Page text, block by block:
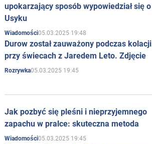
upokarzający sposób wypowiedział się o
Usyku
Wiadomości05.03.2025 19:48
Durow został zauważony podczas kolacji
przy świecach z Jaredem Leto. Zdjęcie
Rozrywka05.03.2025 19:45
Jak pozbyć się pleśni i nieprzyjemnego
zapachu w pralce: skuteczna metoda
Wiadomości05.03.2025 19:45